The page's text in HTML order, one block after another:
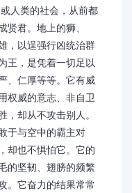
人类的社会，从前都
贤君。地上的狮、
，以逞强行凶统治群
王，是凭着一切足以
、仁厚等等。它有威
权威的意志、非自卫
，却从不攻击别人。
于与空中的霸主对
却也不惧怕它。它的
的坚韧、翅膀的频繁
。它奋力的结果常常